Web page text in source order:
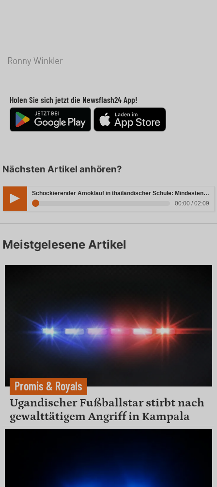
Ronny Winkler
Holen Sie sich jetzt die Newsflash24 App!
Nächsten Artikel anhören?
Schockierender Amoklauf in thailändischer Schule: Mindestens sieben Todesfälle zu beklagen
00:00 / 02:09
Meistgelesene Artikel
Promis & Royals
Ugandischer Fußballstar stirbt nach
gewalttätigem Angriff in Kampala